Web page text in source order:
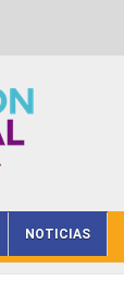
NOTICIAS